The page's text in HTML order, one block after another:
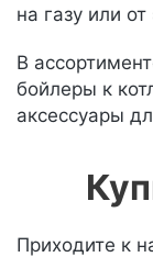
на газу или
В
бойлеры к
аксессуары
Приходите к